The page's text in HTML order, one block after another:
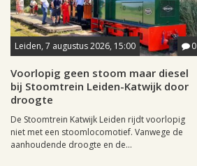
Leiden, 7 augustus 2026, 15:00 0
Voorlopig geen stoom maar diesel
bij Stoomtrein Leiden-Katwijk door
droogte
De Stoomtrein Katwijk Leiden rijdt voorlopig
niet met een stoomlocomotief. Vanwege de
aanhoudende droogte en de...